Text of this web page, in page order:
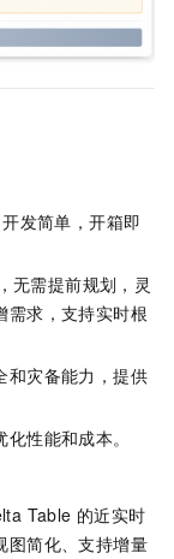
开发简单，开箱即
无需提前规划，灵
需求，支持实时根
和灾备能力，提供
性能和成本。
Table 的近实时
图简化、支持增量